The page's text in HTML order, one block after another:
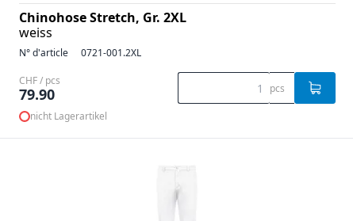
Chinohose Stretch, Gr. 2XL
weiss
N° d'article 0721-001.2XL
CHF / pcs
79.90 pcs
nicht Lagerartikel